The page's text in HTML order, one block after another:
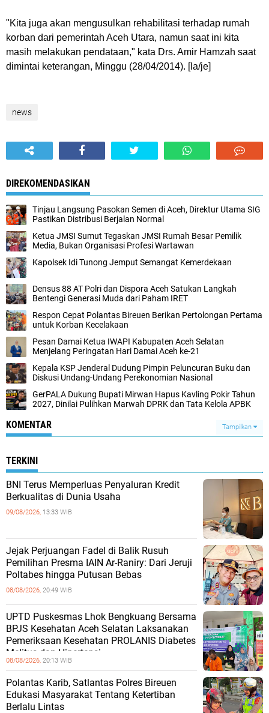
"Kita juga akan mengusulkan rehabilitasi terhadap rumah
korban dari pemerintah Aceh Utara, namun saat ini kita
masih melakukan pendataan," kata Drs. Amir Hamzah saat
dimintai keterangan, Minggu (28/04/2014). [la/je]
news
DIREKOMENDASIKAN
‎Tinjau Langsung Pasokan Semen di Aceh, ‎Direktur Utama SIG
Pastikan Distribusi Berjalan Normal ‎
Ketua JMSI Sumut Tegaskan JMSI Rumah Besar Pemilik
Media, Bukan Organisasi Profesi Wartawan
Kapolsek Idi Tunong Jemput Semangat Kemerdekaan
Densus 88 AT Polri dan Dispora Aceh Satukan Langkah
Bentengi Generasi Muda dari Paham IRET
Respon Cepat Polantas Bireuen Berikan Pertolongan Pertama
untuk Korban Kecelakaan
‎Pesan Damai Ketua IWAPI Kabupaten Aceh Selatan
Menjelang Peringatan Hari Damai Aceh ke-21
Kepala KSP Jenderal Dudung Pimpin Peluncuran Buku dan
Diskusi Undang-Undang Perekonomian Nasional
GerPALA Dukung Bupati Mirwan Hapus Kavling Pokir Tahun
2027, Dinilai Pulihkan Marwah DPRK dan Tata Kelola APBK
KOMENTAR Tampilkan
TERKINI
BNI Terus Memperluas Penyaluran Kredit
Berkualitas di Dunia Usaha
09/08/2026, 13:33 WIB
Jejak Perjuangan Fadel di Balik Rusuh
Pemilihan Presma IAIN Ar-Raniry: Dari Jeruji
Poltabes hingga Putusan Bebas
08/08/2026, 20:49 WIB
UPTD Puskesmas Lhok Bengkuang Bersama
BPJS Kesehatan Aceh Selatan Laksanakan
Pemeriksaan Kesehatan PROLANIS Diabetes
Melitus dan Hipertensi
08/08/2026, 20:13 WIB
Polantas Karib, Satlantas Polres Bireuen
Edukasi Masyarakat Tentang Ketertiban
Berlalu Lintas